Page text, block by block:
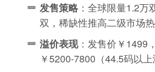
发售策略 ：全球限量1.2
双，稀缺性推高二级市场热
溢价表现：发售价￥1499
￥5200-7800（44.5码以上